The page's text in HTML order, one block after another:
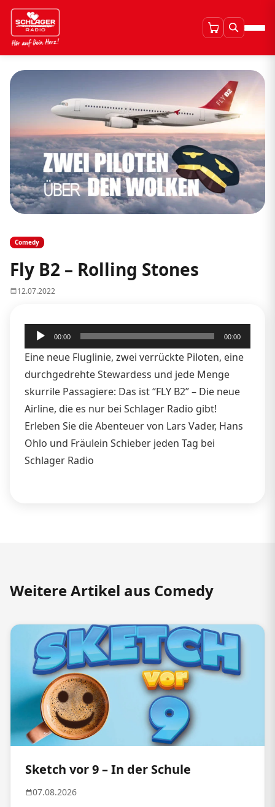
Comedy
Fly B2 – Rolling Stones
12.07.2022
Audio-
Player
00:00 00:00
Eine neue Fluglinie, zwei verrückte Piloten, eine
durchgedrehte Stewardess und jede Menge
skurrile Passagiere: Das ist “FLY B2” – Die neue
Airline, die es nur bei Schlager Radio gibt!
Erleben Sie die Abenteuer von Lars Vader, Hans
Ohlo und Fräulein Schieber jeden Tag bei
Schlager Radio
Weitere Artikel aus Comedy
Sketch vor 9 – In der Schule
07.08.2026